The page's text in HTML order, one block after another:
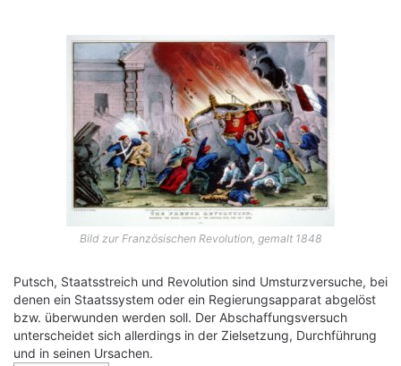
Bild zur Französischen Revolution, gemalt 1848
Putsch, Staatsstreich und Revolution sind Umsturzversuche, bei
denen ein Staatssystem oder ein Regierungsapparat abgelöst
bzw. überwunden werden soll. Der Abschaffungsversuch
unterscheidet sich allerdings in der Zielsetzung, Durchführung
und in seinen Ursachen.